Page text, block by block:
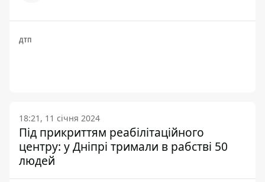
ДТП
18:21, 11 січня 2024
Під прикриттям реабілітаційного
центру: у Дніпрі тримали в рабстві 50
людей